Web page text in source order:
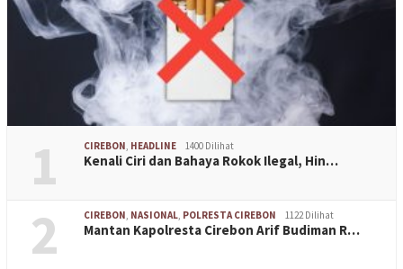
1 CIREBON, HEADLINE 1400 Dilihat
Kenali Ciri dan Bahaya Rokok Ilegal, Hin…
2 CIREBON, NASIONAL, POLRESTA CIREBON 1122 Dilihat
Mantan Kapolresta Cirebon Arif Budiman R…